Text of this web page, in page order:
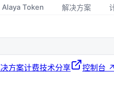
Alaya Token 解决方案
方案计费技术分享 控制台 ↗